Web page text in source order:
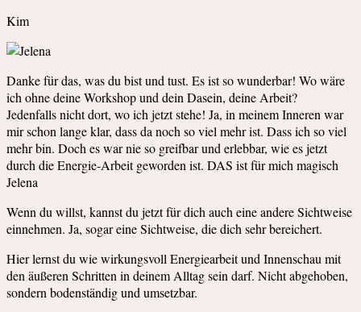
Kim
Danke für das, was du bist und tust. Es ist so wunderbar! Wo wäre
ich ohne deine Workshop und dein Dasein, deine Arbeit?
Jedenfalls nicht dort, wo ich jetzt stehe! Ja, in meinem Inneren war
mir schon lange klar, dass da noch so viel mehr ist. Dass ich so viel
mehr bin. Doch es war nie so greifbar und erlebbar, wie es jetzt
durch die Energie-Arbeit geworden ist. DAS ist für mich magisch
Jelena
Wenn du willst, kannst du jetzt für dich auch eine andere Sichtweise
einnehmen. Ja, sogar eine Sichtweise, die dich sehr bereichert.
Hier lernst du wie wirkungsvoll Energiearbeit und Innenschau mit
den äußeren Schritten in deinem Alltag sein darf. Nicht abgehoben,
sondern bodenständig und umsetzbar.